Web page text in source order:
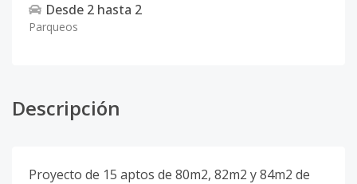
Desde 2 hasta 2
Parqueos
Descripción
Proyecto de 15 aptos de 80m2, 82m2 y 84m2 de